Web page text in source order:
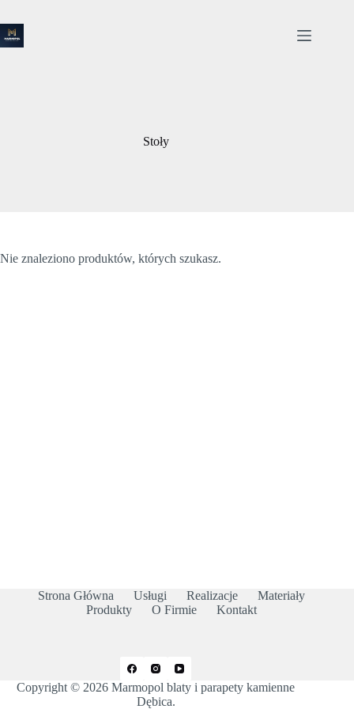
treści
Stoły
Nie znaleziono produktów, których szukasz.
Strona Główna Usługi Realizacje
Materiały
Produkty
O Firmie Kontakt
Copyright © 2026 Marmopol blaty i parapety kamienne
Dębica.